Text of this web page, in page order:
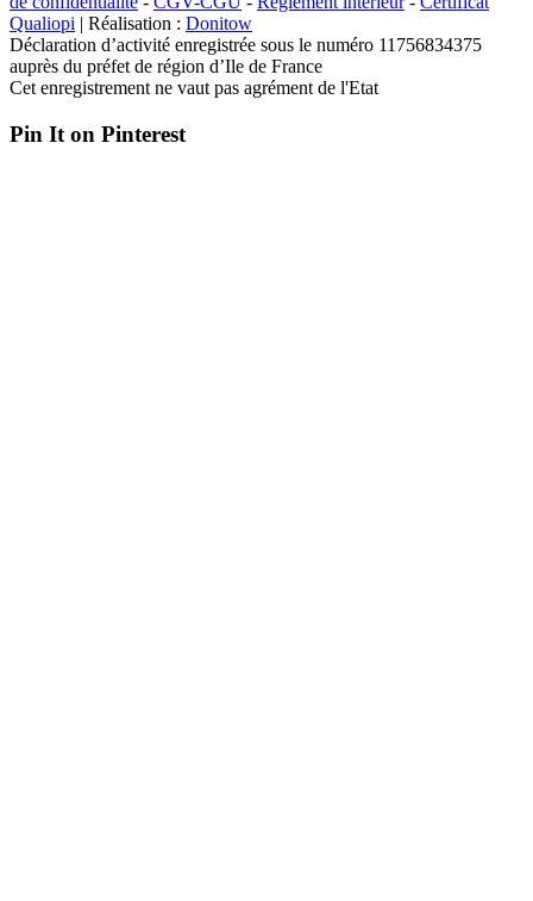
Qualiopi | Réalisation : Donitow
Déclaration d’activité enregistrée sous le numéro 11756834375
auprès du préfet de région d’Ile de France
Cet enregistrement ne vaut pas agrément de l'Etat
Pin It on Pinterest